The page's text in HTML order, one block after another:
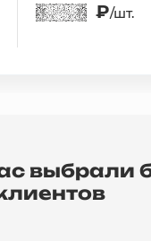
₽/шт.
выбрали